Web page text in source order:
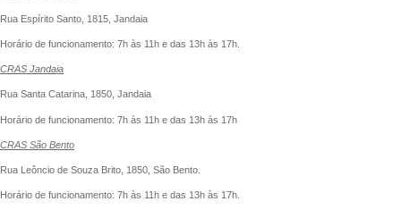
Rua Espírito Santo, 1815, Jandaia
Horário de funcionamento: 7h às 11h e das 13h às 17h.
CRAS Jandaia
Rua Santa Catarina, 1850, Jandaia
Horário de funcionamento: 7h às 11h e das 13h às 17h
CRAS São Bento
Rua Leôncio de Souza Brito, 1850, São Bento.
Horário de funcionamento: 7h às 11h e das 13h às 17h.